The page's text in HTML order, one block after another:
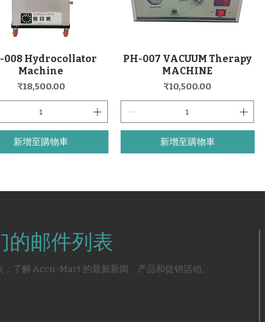
快速瀏覽
008 Hydrocollator
Machine
價格
₹18,500.00
新增至購物車
快速瀏覽
PH-007 VACUUM Therapy
MACHINE
價格
₹10,500.00
新增至購物車
的邮件列表
，了解 Accu-Mart 的最新新闻、产品和促销活动。